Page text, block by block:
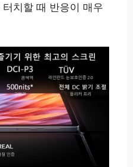
치할 때 반응이 매우